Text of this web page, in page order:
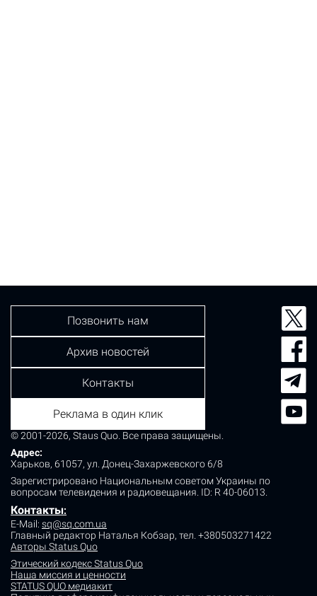
© 2001-2026, Staus Quo. Все права защищены.
Адрес:
Харьков, 61057, ул. Донец-Захаржевского 6/8
Зарегистрировано Национальным советом Украины по
вопросам телевидения и радиовещания. ID: R 40-06013.
Контакты:
E-Mail: sq@sq.com.ua
Главный редактор Наталья Кобзар, тел. +380503271422
Авторы Status Quo
Этический кодекс Status Quo
Наша миссия и ценности
STATUS QUO медиакит
Позвонить нам
Архив новостей
Контакты
Реклама в один клик